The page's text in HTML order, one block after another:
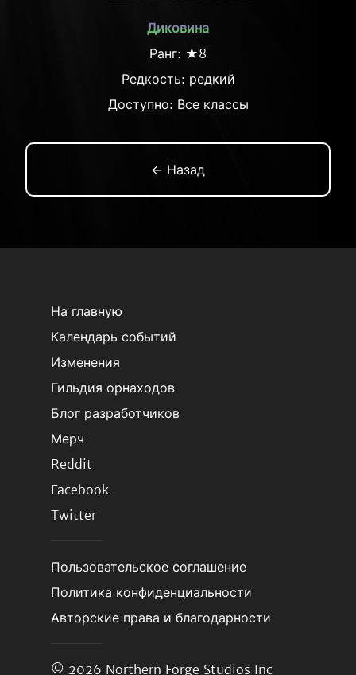
Диковина
Ранг: ★8
Редкость: редкий
Доступно: Все классы
← Назад
На главную
Календарь событий
Изменения
Гильдия орнаходов
Блог разработчиков
Мерч
Reddit
Facebook
Twitter
Пользовательское соглашение
Политика конфиденциальности
Авторские права и благодарности
© 2026 Northern Forge Studios Inc